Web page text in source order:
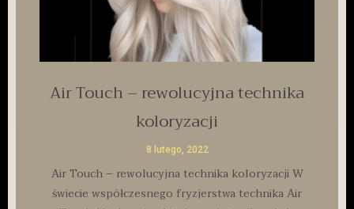
Air Touch – rewolucyjna technika
koloryzacji
8 lutego, 2022
Air Touch – rewolucyjna technika koloryzacji W
świecie współczesnego fryzjerstwa technika Air